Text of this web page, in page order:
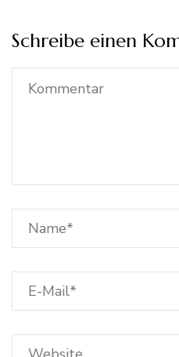
Schreibe einen